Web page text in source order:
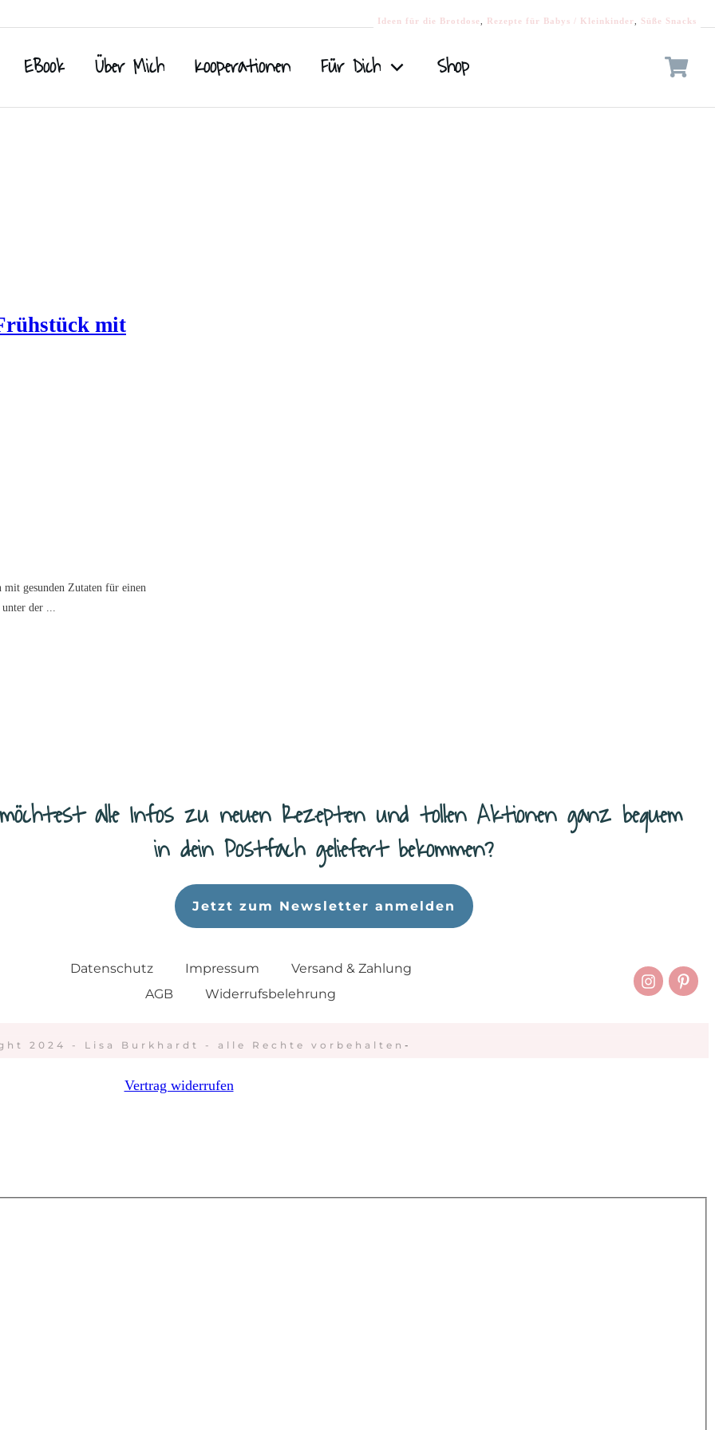
EBook Über Mich Kooperationen Für Dich Shop
mit
Ideen für die Brotdose Rezepte für Babys / Kleinkinder Süße Snacks
gesunden Zutaten für einen
der
alle Infos zu neuen Rezepten und tollen Aktionen ganz bequem
in dein Postfach geliefert bekommen?
Jetzt zum Newsletter anmelden
Datenschutz Impressum
Versand & Zahlung
AGB
Widerrufsbelehrung
2024 - Lisa Burkhardt - alle Rechte vorbehalten -
Vertrag widerrufen